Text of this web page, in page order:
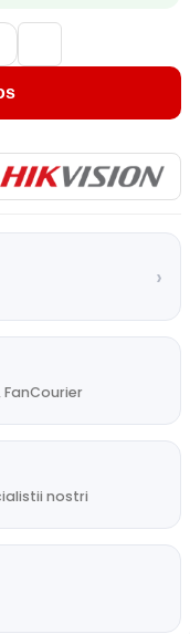
›
FanCourier
nostri